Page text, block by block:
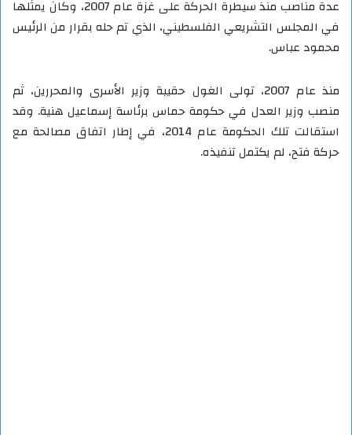
عدة مناصب منذ سيطرة الحركة على غزة عام 2007، وكان يمثلها
في المجلس التشريعي الفلسطيني، الذي تم حله بقرار من الرئيس
محمود عباس.
منذ عام 2007، تولى الغول حقيبة وزير الأسرى والمحررين، ثم
منصب وزير العدل في حكومة حماس برئاسة إسماعيل هنية. وقد
استقالت تلك الحكومة عام 2014، في إطار اتفاق مصالحة مع
حركة فتح، لم يكتمل تنفيذه.